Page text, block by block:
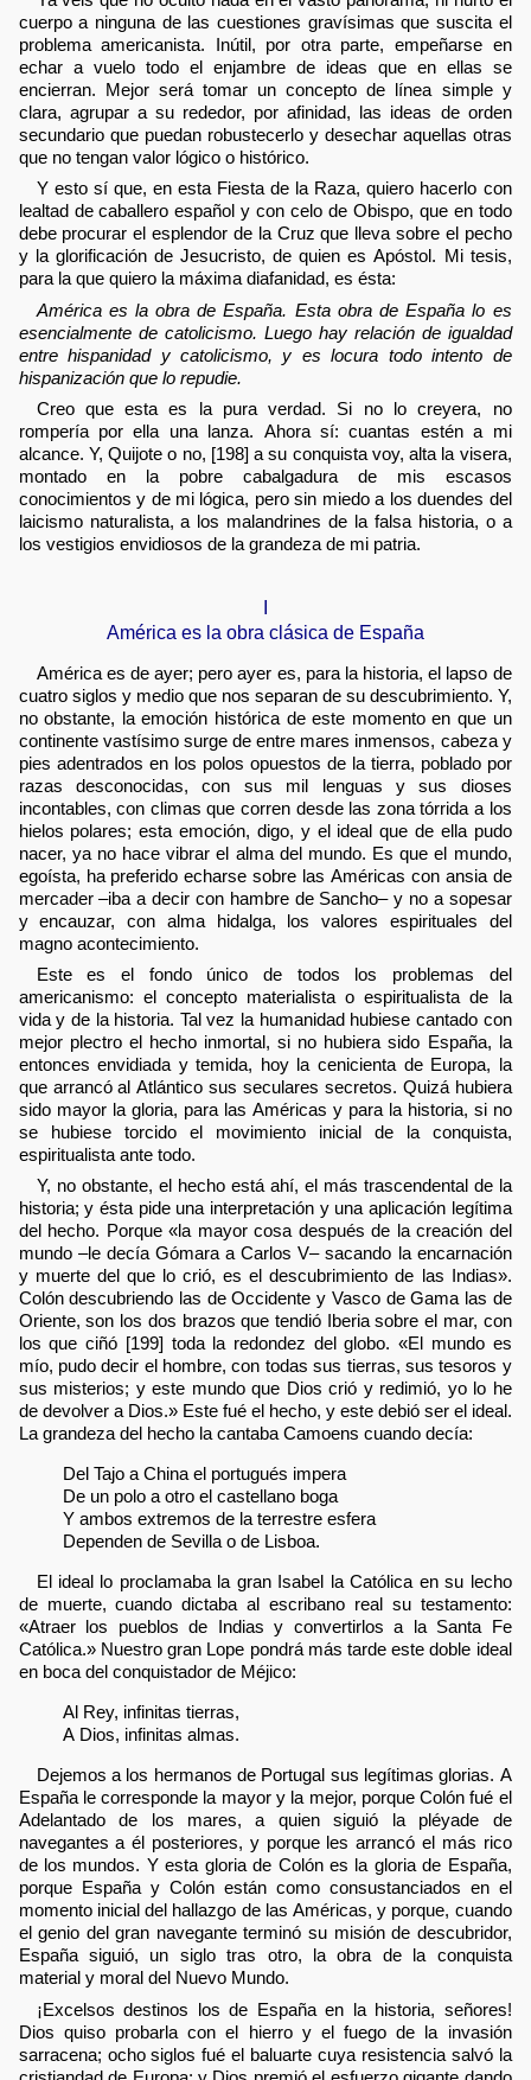
cuerpo a ninguna de las cuestiones gravísimas que suscita el
problema americanista. Inútil, por otra parte, empeñarse en
echar a vuelo todo el enjambre de ideas que en ellas se
encierran. Mejor será tomar un concepto de línea simple y
clara, agrupar a su rededor, por afinidad, las ideas de orden
secundario que puedan robustecerlo y desechar aquellas otras
que no tengan valor lógico o histórico.
Y esto sí que, en esta Fiesta de la Raza, quiero hacerlo con
lealtad de caballero español y con celo de Obispo, que en todo
debe procurar el esplendor de la Cruz que lleva sobre el pecho
y la glorificación de Jesucristo, de quien es Apóstol. Mi tesis,
para la que quiero la máxima diafanidad, es ésta:
América es la obra de España. Esta obra de España lo es
esencialmente de catolicismo. Luego hay relación de igualdad
entre hispanidad y catolicismo, y es locura todo intento de
hispanización que lo repudie.
Creo que esta es la pura verdad. Si no lo creyera, no
rompería por ella una lanza. Ahora sí: cuantas estén a mi
alcance. Y, Quijote o no, [198] a su conquista voy, alta la visera,
montado en la pobre cabalgadura de mis escasos
conocimientos y de mi lógica, pero sin miedo a los duendes del
laicismo naturalista, a los malandrines de la falsa historia, o a
los vestigios envidiosos de la grandeza de mi patria.
América es la obra clásica de España
América es de ayer; pero ayer es, para la historia, el lapso de
cuatro siglos y medio que nos separan de su descubrimiento. Y,
no obstante, la emoción histórica de este momento en que un
continente vastísimo surge de entre mares inmensos, cabeza y
pies adentrados en los polos opuestos de la tierra, poblado por
razas desconocidas, con sus mil lenguas y sus dioses
incontables, con climas que corren desde las zona tórrida a los
hielos polares; esta emoción, digo, y el ideal que de ella pudo
nacer, ya no hace vibrar el alma del mundo. Es que el mundo,
egoísta, ha preferido echarse sobre las Américas con ansia de
mercader –iba a decir con hambre de Sancho– y no a sopesar
y encauzar, con alma hidalga, los valores espirituales del
magno acontecimiento.
Este es el fondo único de todos los problemas del
americanismo: el concepto materialista o espiritualista de la
vida y de la historia. Tal vez la humanidad hubiese cantado con
mejor plectro el hecho inmortal, si no hubiera sido España, la
entonces envidiada y temida, hoy la cenicienta de Europa, la
que arrancó al Atlántico sus seculares secretos. Quizá hubiera
sido mayor la gloria, para las Américas y para la historia, si no
se hubiese torcido el movimiento inicial de la conquista,
espiritualista ante todo.
Y, no obstante, el hecho está ahí, el más trascendental de la
historia; y ésta pide una interpretación y una aplicación legítima
del hecho. Porque «la mayor cosa después de la creación del
mundo –le decía Gómara a Carlos V– sacando la encarnación
y muerte del que lo crió, es el descubrimiento de las Indias».
Colón descubriendo las de Occidente y Vasco de Gama las de
Oriente, son los dos brazos que tendió Iberia sobre el mar, con
los que ciñó [199] toda la redondez del globo. «El mundo es
mío, pudo decir el hombre, con todas sus tierras, sus tesoros y
sus misterios; y este mundo que Dios crió y redimió, yo lo he
de devolver a Dios.» Este fué el hecho, y este debió ser el ideal.
La grandeza del hecho la cantaba Camoens cuando decía:
Del Tajo a China el portugués impera
De un polo a otro el castellano boga
Y ambos extremos de la terrestre esfera
Dependen de Sevilla o de Lisboa.
El ideal lo proclamaba la gran Isabel la Católica en su lecho
de muerte, cuando dictaba al escribano real su testamento:
«Atraer los pueblos de Indias y convertirlos a la Santa Fe
Católica.» Nuestro gran Lope pondrá más tarde este doble ideal
en boca del conquistador de Méjico:
Al Rey, infinitas tierras,
A Dios, infinitas almas.
Dejemos a los hermanos de Portugal sus legítimas glorias. A
España le corresponde la mayor y la mejor, porque Colón fué el
Adelantado de los mares, a quien siguió la pléyade de
navegantes a él posteriores, y porque les arrancó el más rico
de los mundos. Y esta gloria de Colón es la gloria de España,
porque España y Colón están como consustanciados en el
momento inicial del hallazgo de las Américas, y porque, cuando
el genio del gran navegante terminó su misión de descubridor,
España siguió, un siglo tras otro, la obra de la conquista
material y moral del Nuevo Mundo.
¡Excelsos destinos los de España en la historia, señores!
Dios quiso probarla con el hierro y el fuego de la invasión
sarracena; ocho siglos fué el baluarte cuya resistencia salvó la